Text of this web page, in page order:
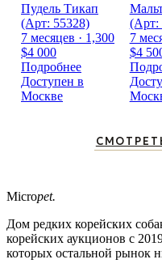
Пудель Тикап
(Арт: 55328)
7 месяцев · 1,300
$4 000
Подробнее
Доступен в
Москве
(Арт:
7
$4
Micropet.
Дом редких корейских
корейских аукционов с
которых остальной рынок